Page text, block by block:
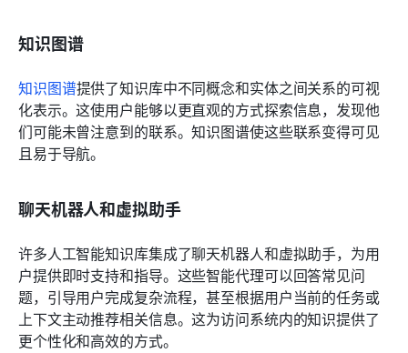
知识图谱
知识图谱提供了知识库中不同概念和实体之间关系的可视
化表示。这使用户能够以更直观的方式探索信息，发现他
们可能未曾注意到的联系。知识图谱使这些联系变得可见
且易于导航。
聊天机器人和虚拟助手
许多人工智能知识库集成了聊天机器人和虚拟助手，为用
户提供即时支持和指导。这些智能代理可以回答常见问
题，引导用户完成复杂流程，甚至根据用户当前的任务或
上下文主动推荐相关信息。这为访问系统内的知识提供了
更个性化和高效的方式。